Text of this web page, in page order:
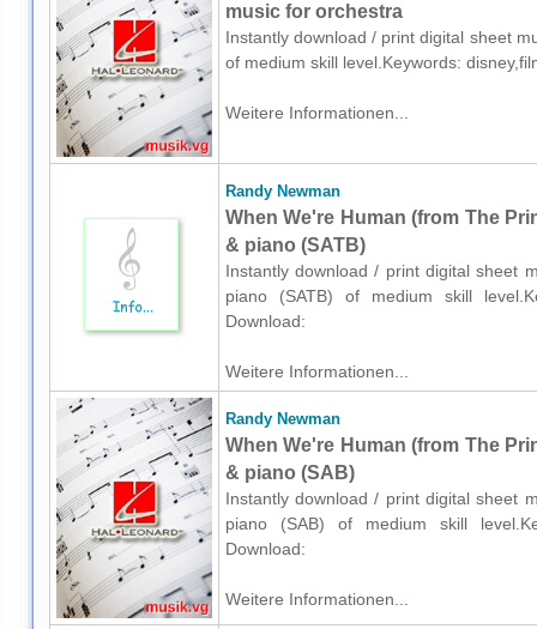
music for orchestra
Instantly download / print digital sheet
of medium skill level.Keywords:
Weitere Informationen...
Randy Newman
When We're Human (from The
& piano (SATB)
Instantly download / print digital sheet
piano (SATB) of medium skill
Download:
Weitere Informationen...
Randy Newman
When We're Human (from The
& piano (SAB)
Instantly download / print digital sheet
piano (SAB) of medium skill
Download:
Weitere Informationen...